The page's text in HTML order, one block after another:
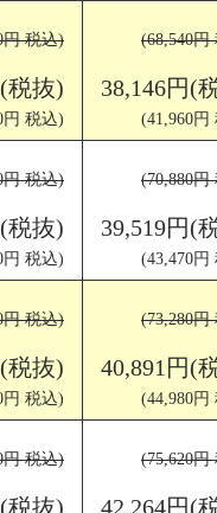
円 税込)
税抜)
円 税込)
(68,540円
38,146円(
(41,960円
円 税込)
税抜)
円 税込)
(70,880円
39,519円(
(43,470円
円 税込)
税抜)
円 税込)
(73,280円
40,891円(
(44,980円
円 税込)
税抜)
(75,620円
42,264円(